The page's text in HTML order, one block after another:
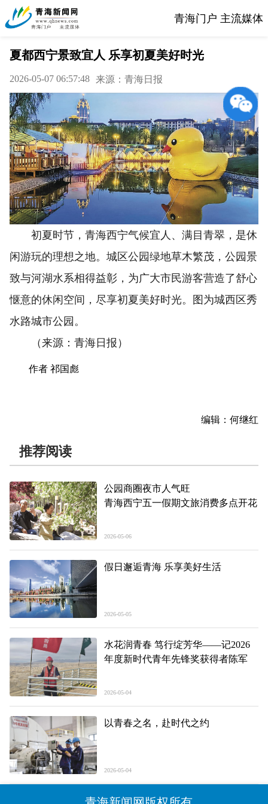
青海门户 主流媒体
夏都西宁景致宜人 乐享初夏美好时光
2026-05-07 06:57:48 来源：青海日报
初夏时节，青海西宁气候宜人、满目青翠，是休
闲游玩的理想之地。城区公园绿地草木繁茂，公园景
致与河湖水系相得益彰，为广大市民游客营造了舒心
惬意的休闲空间，尽享初夏美好时光。图为城西区秀
水路城市公园。
（来源：青海日报）
作者 祁国彪
编辑：何继红
推荐阅读
公园商圈夜市人气旺
青海西宁五一假期文旅消费多点开花
2026-05-06
假日邂逅青海 乐享美好生活
2026-05-05
水花润青春 笃行绽芳华——记2026
年度新时代青年先锋奖获得者陈军
2026-05-04
以青春之名，赴时代之约
2026-05-04